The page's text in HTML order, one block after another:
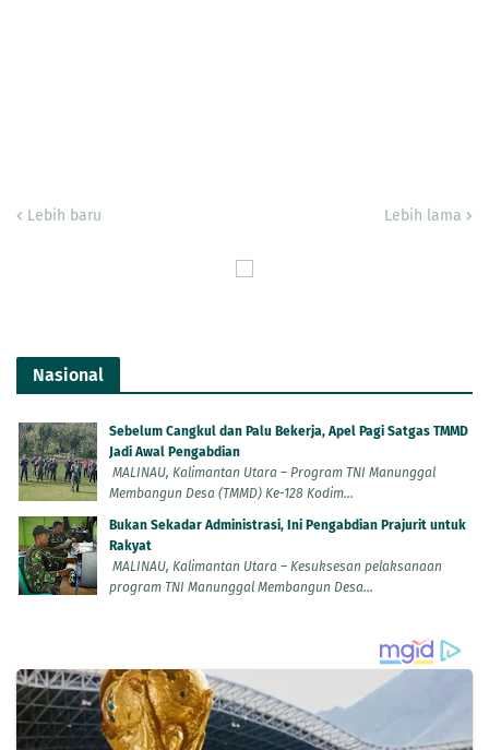
Lebih baru Lebih lama
Nasional
Sebelum Cangkul dan Palu Bekerja, Apel Pagi Satgas TMMD
Jadi Awal Pengabdian
MALINAU, Kalimantan Utara – Program TNI Manunggal
Membangun Desa (TMMD) Ke-128 Kodim...
Bukan Sekadar Administrasi, Ini Pengabdian Prajurit untuk
Rakyat
MALINAU, Kalimantan Utara – Kesuksesan pelaksanaan
program TNI Manunggal Membangun Desa...